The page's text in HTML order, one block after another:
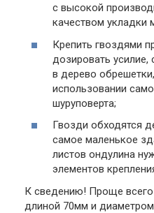
с высокой
качеством укладки
Крепить гвоздями
дозировать
в дерево
использовании
шуруповерта;
Гвозди обходятся
самое маленькое
листов ондулина
элементов
К сведению! Проще всего
длиной 70мм и